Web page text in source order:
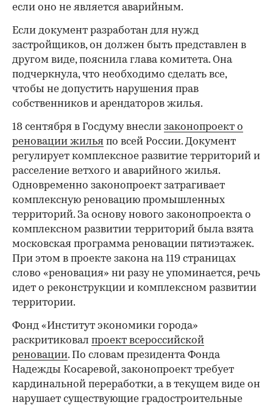
если оно не является аварийным.
Если документ разработан для нужд
застройщиков, он должен быть представлен в
другом виде, пояснила глава комитета. Она
подчеркнула, что необходимо сделать все,
чтобы не допустить нарушения прав
собственников и арендаторов жилья.
18 сентября в Госдуму внесли законопроект о
реновации жилья по всей России. Документ
регулирует комплексное развитие территорий и
расселение ветхого и аварийного жилья.
Одновременно законопроект затрагивает
комплексную реновацию промышленных
территорий. За основу нового законопроекта о
комплексном развитии территорий была взята
московская программа реновации пятиэтажек.
При этом в проекте закона на 119 страницах
слово «реновация» ни разу не упоминается, речь
идет о реконструкции и комплексном развитии
территории.
Фонд «Институт экономики города»
раскритиковал проект всероссийской
реновации. По словам президента Фонда
Надежды Косаревой, законопроект требует
кардинальной переработки, а в текущем виде он
нарушает существующие градостроительные